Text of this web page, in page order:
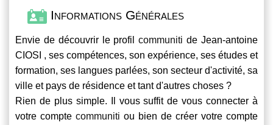
Informations Générales
Envie de découvrir le profilcommuniti de Jean-antoine
CIOSI , ses compétences, son expérience, ses études et
formation, ses langues parlées, son secteur d'activité, sa
ville et pays de résidence et tant d'autres choses ?
Rien de plus simple. Il vous suffit de vous connecter à
votre compte communiti ou bien de créer votre compte